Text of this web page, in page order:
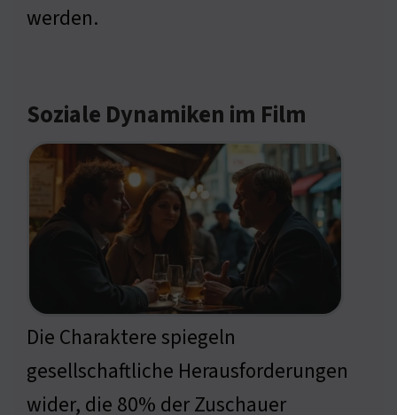
werden.
Soziale Dynamiken im Film
Die Charaktere spiegeln
gesellschaftliche Herausforderungen
wider, die 80% der Zuschauer